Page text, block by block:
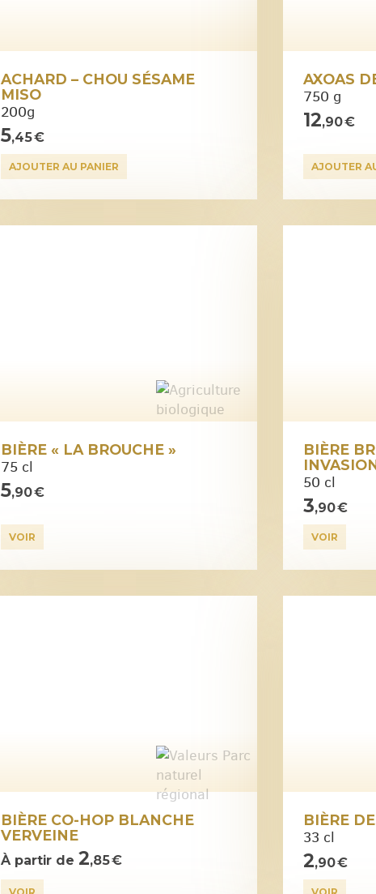
ACHARD – CHOU SÉSAME
MISO
200g
5,45 €
AJOUTER AU PANIER
AXOAS
750 g
12,90 €
AJOUTER
BIÈRE « LA BROUCHE »
75 cl
5,90 €
VOIR
BIÈRE
50 cl
3,90 €
VOIR
BIÈRE CO-HOP BLANCHE
VERVEINE
À partir de 2,85 €
BIÈRE
33 cl
2,90 €